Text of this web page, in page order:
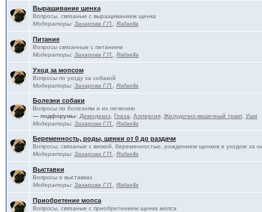
Выращивание щенка
Вопросы, связаные с выращиванием щенка
Модераторы: Захарова Г.П. Rafaella
Питание
Вопросы связанные с питанием
Модераторы: Захарова Г.П. Rafaella
Уход за мопсом
Вопросы по уходу за собакой
Модераторы: Захарова Г.П. Rafaella
Болезни собаки
Вопросы по болезням и их лечению
— подфорумы: Демодекоз Глаза Аллергия, Желудочно-кишечный тракт, Уши
Модераторы: Захарова Г.П. Rafaella
Беременность, роды, щенки от 0 до раздачи
Вопросы, связаные с вязкой, беременностью, рождением щенков и уходом за
Модераторы: Захарова Г.П. Rafaella
Выставки
Вопросы о выставках
Модераторы: Захарова Г.П. Rafaella
Приобретение мопса
Вопросы, связаные с приобретением щенка мопса